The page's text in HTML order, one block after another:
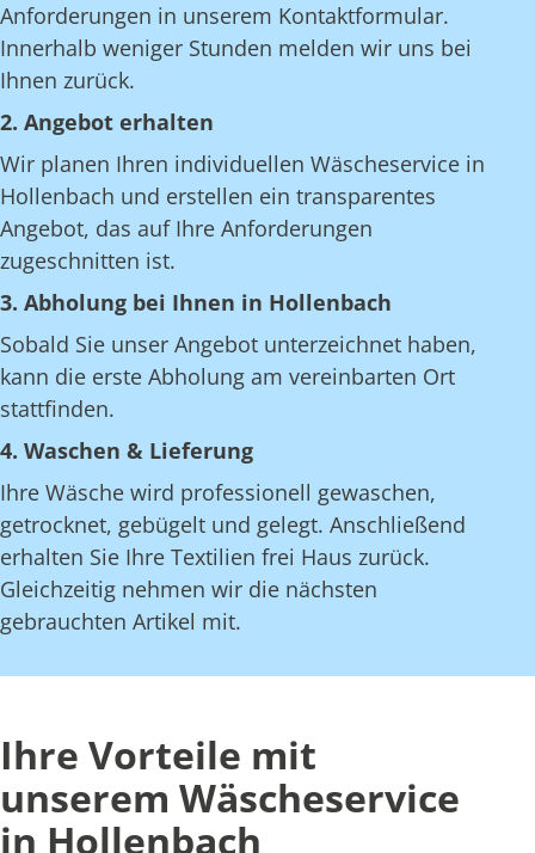
Anforderungen in unserem Kontaktformular.
Innerhalb weniger Stunden melden wir uns bei
Ihnen zurück.
2. Angebot erhalten
Wir planen Ihren individuellen Wäscheservice in
Hollenbach und erstellen ein transparentes
Angebot, das auf Ihre Anforderungen
zugeschnitten ist.
3. Abholung bei Ihnen in Hollenbach
Sobald Sie unser Angebot unterzeichnet haben,
kann die erste Abholung am vereinbarten Ort
stattfinden.
4. Waschen & Lieferung
Ihre Wäsche wird professionell gewaschen,
getrocknet, gebügelt und gelegt. Anschließend
erhalten Sie Ihre Textilien frei Haus zurück.
Gleichzeitig nehmen wir die nächsten
gebrauchten Artikel mit.
Ihre Vorteile mit
unserem Wäscheservice
in Hollenbach